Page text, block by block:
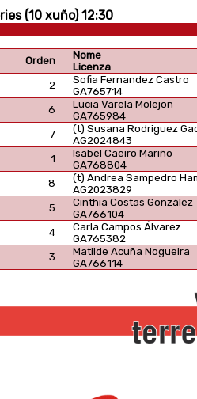
Orden
Nome
Licenza
2
Sofia Fernandez Castro
GA765714
6
Lucia Varela Molejon
GA765984
7
(t) Susana Rodriguez
AG2024843
1
Isabel Caeiro Mariño
GA768804
8
(t) Andrea Sampedro
AG2023829
5
Cinthia Costas González
GA766104
4
Carla Campos Álvarez
GA765382
3
Matilde Acuña Nogueira
GA766114
(10 xuño) 12:30